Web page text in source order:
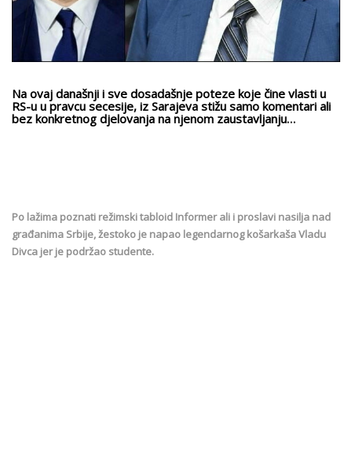
Na ovaj današnji i sve dosadašnje poteze koje čine vlasti u
RS-u u pravcu secesije, iz Sarajeva stižu samo komentari ali
bez konkretnog djelovanja na njenom zaustavljanju…
Po lažima poznati režimski tabloid Informer ali i proslavi nasilja nad
građanima Srbije, žestoko je napao legendarnog košarkaša Vladu
Divca jer je podržao studente.